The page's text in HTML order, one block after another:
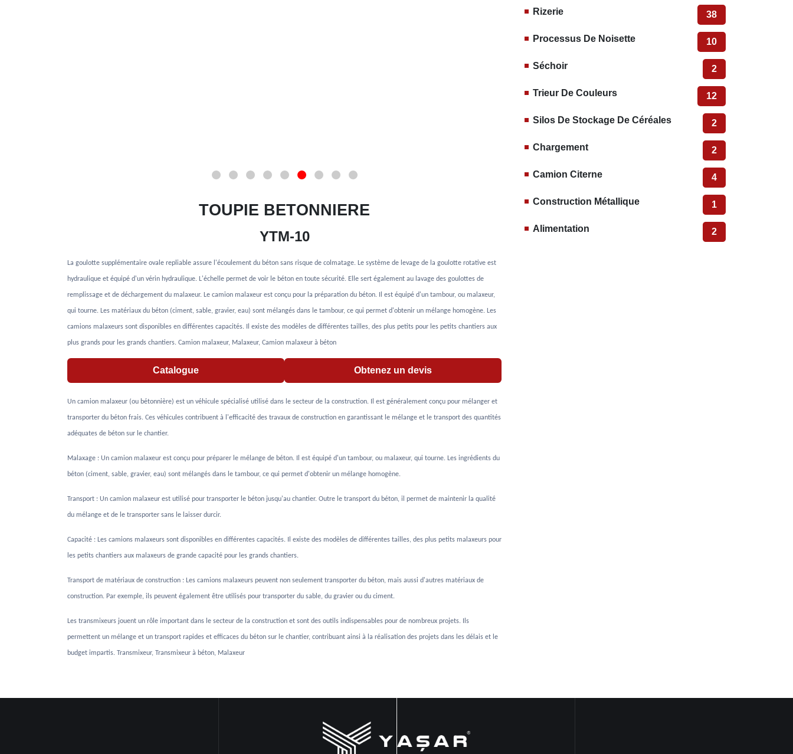
TOUPIE BETONNIERE
YTM-10
La goulotte supplémentaire ovale repliable assure l'écoulement du béton sans risque de colmatage. Le système de levage de la goulotte rotative est
hydraulique et équipé d'un vérin hydraulique. L'échelle permet de voir le béton en toute sécurité. Elle sert également au lavage des goulottes de
remplissage et de déchargement du malaxeur. Le camion malaxeur est conçu pour la préparation du béton. Il est équipé d'un tambour, ou malaxeur,
qui tourne. Les matériaux du béton (ciment, sable, gravier, eau) sont mélangés dans le tambour, ce qui permet d'obtenir un mélange homogène. Les
camions malaxeurs sont disponibles en différentes capacités. Il existe des modèles de différentes tailles, des plus petits pour les petits chantiers aux
plus grands pour les grands chantiers. Camion malaxeur, Malaxeur, Camion malaxeur à béton
Catalogue Obtenez un devis
Un camion malaxeur (ou bétonnière) est un véhicule spécialisé utilisé dans le secteur de la construction. Il est généralement conçu pour mélanger et
transporter du béton frais. Ces véhicules contribuent à l'efficacité des travaux de construction en garantissant le mélange et le transport des quantités
adéquates de béton sur le chantier.
Malaxage : Un camion malaxeur est conçu pour préparer le mélange de béton. Il est équipé d'un tambour, ou malaxeur, qui tourne. Les ingrédients du
béton (ciment, sable, gravier, eau) sont mélangés dans le tambour, ce qui permet d'obtenir un mélange homogène.
Transport : Un camion malaxeur est utilisé pour transporter le béton jusqu'au chantier. Outre le transport du béton, il permet de maintenir la qualité
du mélange et de le transporter sans le laisser durcir.
Capacité : Les camions malaxeurs sont disponibles en différentes capacités. Il existe des modèles de différentes tailles, des plus petits malaxeurs pour
les petits chantiers aux malaxeurs de grande capacité pour les grands chantiers.
Transport de matériaux de construction : Les camions malaxeurs peuvent non seulement transporter du béton, mais aussi d'autres matériaux de
construction. Par exemple, ils peuvent également être utilisés pour transporter du sable, du gravier ou du ciment.
Les transmixeurs jouent un rôle important dans le secteur de la construction et sont des outils indispensables pour de nombreux projets. Ils
permettent un mélange et un transport rapides et efficaces du béton sur le chantier, contribuant ainsi à la réalisation des projets dans les délais et le
budget impartis. Transmixeur, Transmixeur à béton, Malaxeur
Rizerie 38
Processus De Noisette 10
Séchoir 2
Trieur De Couleurs 12
Silos De Stockage De Céréales 2
Chargement 2
Camion Citerne 4
Construction Métallique 1
Alimentation 2